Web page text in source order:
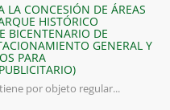
LA CONCESIÓN DE ÁREAS
HISTÓRICO
BICENTENARIO DE
GENERAL Y
PARA
por objeto regular...